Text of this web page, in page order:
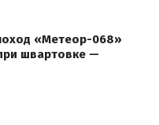
«Метеор-068»
швартовке —